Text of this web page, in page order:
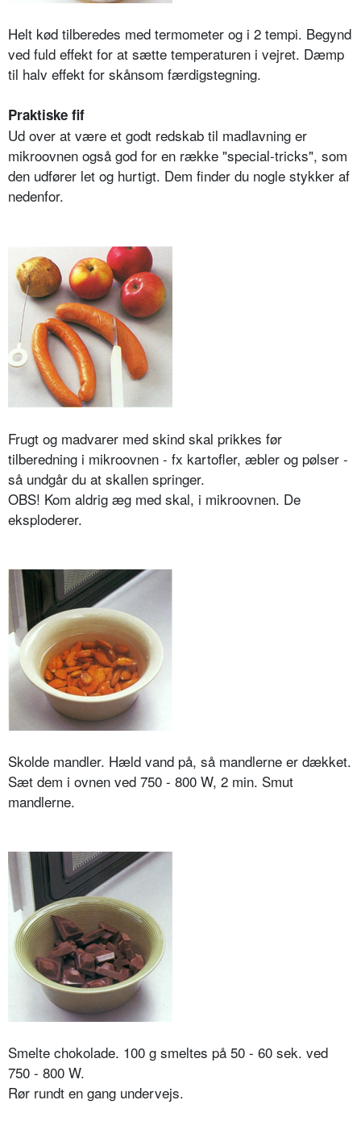
Helt kød tilberedes med termometer og i 2 tempi. Begynd
ved fuld effekt for at sætte temperaturen i vejret. Dæmp
til halv effekt for skånsom færdigstegning.
Praktiske fif
Ud over at være et godt redskab til madlavning er
mikroovnen også god for en række "special-tricks", som
den udfører let og hurtigt. Dem finder du nogle stykker af
nedenfor.
Frugt og madvarer med skind skal prikkes før
tilberedning i mikroovnen - fx kartofler, æbler og pølser -
så undgår du at skallen springer.
OBS! Kom aldrig æg med skal, i mikroovnen. De
eksploderer.
Skolde mandler. Hæld vand på, så mandlerne er dækket.
Sæt dem i ovnen ved 750 - 800 W, 2 min. Smut
mandlerne.
Smelte chokolade. 100 g smeltes på 50 - 60 sek. ved
750 - 800 W.
Rør rundt en gang undervejs.